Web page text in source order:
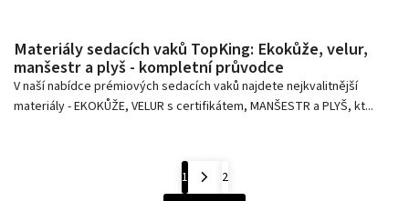
Materiály sedacích vaků TopKing: Ekokůže, velur,
manšestr a plyš - kompletní průvodce
V naší nabídce prémiových sedacích vaků najdete nejkvalitnější
materiály - EKOKŮŽE, VELUR s certifikátem, MANŠESTR a PLYŠ, kt...
1
2